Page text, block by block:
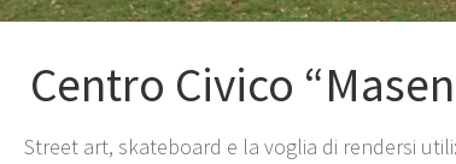
Centro Civico
Street art, skateboard e la voglia di rendersi